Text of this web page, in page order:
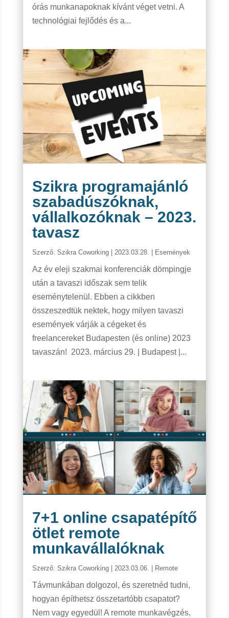
órás munkanapoknak kívánt véget vetni. A
technológiai fejlődés és a...
Szikra programajánló
szabadúszóknak,
vállalkozóknak – 2023.
tavasz
Szerző: Szikra Coworking| 2023.03.28. Események
Az év eleji szakmai konferenciák dömpingje
után a tavaszi időszak sem telik
eseménytelenül. Ebben a cikkben
összeszedtük nektek, hogy milyen tavaszi
események várják a cégeket és
freelancereket Budapesten (és online) 2023
tavaszán! 2023. március 29. | Budapest |...
7+1 online csapatépítő
ötlet remote
munkavállalóknak
Szerző: Szikra Coworking| 2023.03.06. Remote
Távmunkában dolgozol, és szeretnéd tudni,
hogyan építhetsz összetartóbb csapatot?
Nem vagy egyedül! A remote munkavégzés,